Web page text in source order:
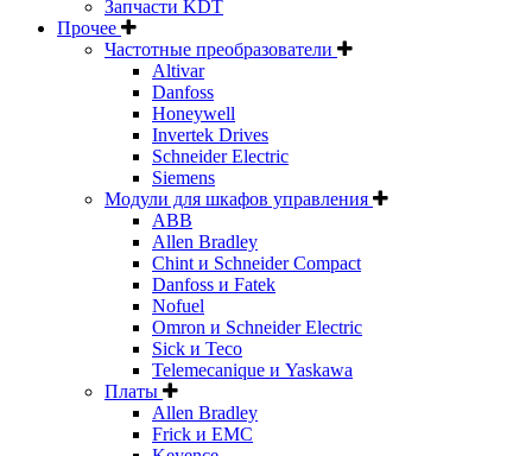
Запчасти KDT
Прочее
Частотные преобразователи
Altivar
Danfoss
Honeywell
Invertek Drives
Schneider Electric
Siemens
Модули для шкафов управления
ABB
Allen Bradley
Chint и Schneider Compact
Danfoss и Fatek
Nofuel
Omron и Schneider Electric
Sick и Teco
Telemecanique и Yaskawa
Платы
Allen Bradley
Frick и EMC